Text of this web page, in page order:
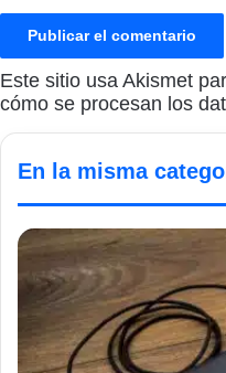
Este sitio usa Akismet
cómo se procesan los
En la misma